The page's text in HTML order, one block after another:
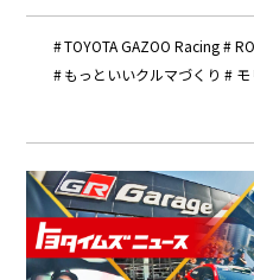
トヨタイ
トヨタイ
トヨタ
TOYOTA GAZOO Racing
もっといいクルマづくり